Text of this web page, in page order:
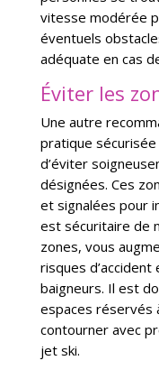
vitesse modérée
éventuels
adéquate en cas
Éviter les
Une autre
pratique
d’éviter
désignées. Ces
et signalées pour
est sécuritaire de
zones, vous
risques
baigneurs. Il est
espaces réservés
contourner avec
jet ski.